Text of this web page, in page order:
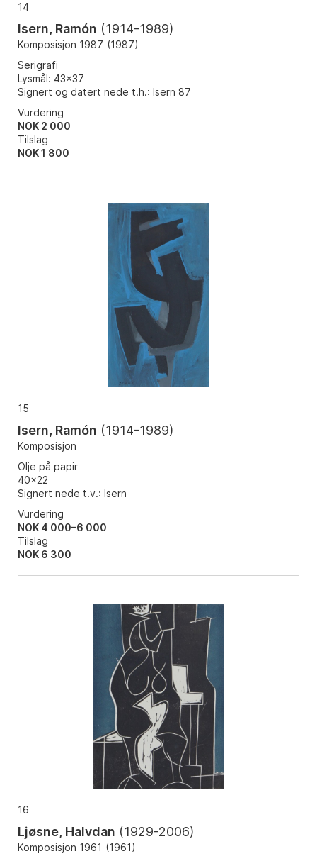
14
Isern, Ramón (1914-1989)
Komposisjon 1987 (1987)
Serigrafi
Lysmål: 43x37
Signert og datert nede t.h.: Isern 87
Vurdering
NOK 2 000
Tilslag
NOK1 800
15
Isern, Ramón (1914-1989)
Komposisjon
Olje på papir
40x22
Signert nede t.v.: Isern
Vurdering
NOK 4 000–6 000
Tilslag
NOK 6 300
16
Ljøsne, Halvdan (1929-2006)
Komposisjon 1961 (1961)